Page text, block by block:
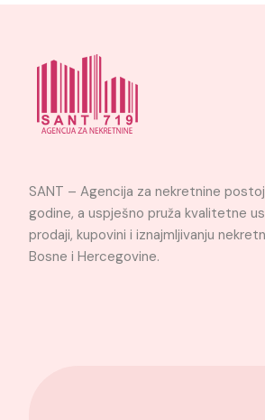
SANT – Agencija za nekretnine
godine, a uspješno pruža kvalitetne
prodaji, kupovini i iznajmljivanju
Bosne i Hercegovine.